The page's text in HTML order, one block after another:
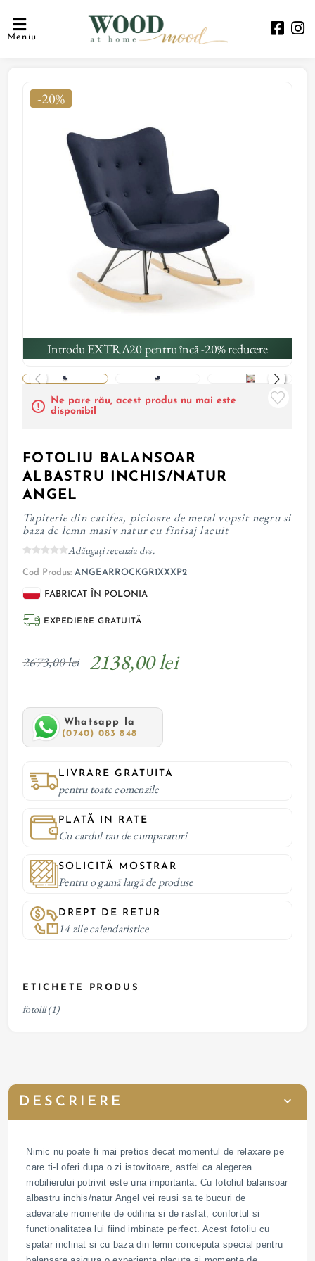
Meniu
-20%
Introdu EXTRA20 pentru încă -20% reducere
Ne pare rău, acest produs nu mai este
disponibil
FOTOLIU BALANSOAR
ALBASTRU INCHIS/NATUR
ANGEL
Tapiterie din catifea, picioare de metal vopsit negru si
baza de lemn masiv natur cu finisaj lacuit
Adăugați recenzia dvs.
Cod Produs: ANGEARROCKGR1XXXP2
FABRICAT ÎN POLONIA
EXPEDIERE GRATUITĂ
2673,00 lei 2138,00 lei
Whatsapp la
(0740) 083 848
LIVRARE GRATUITA
pentru toate comenzile
PLATĂ IN RATE
Cu cardul tau de cumparaturi
SOLICITĂ MOSTRAR
Pentru o gamă largă de produse
DREPT DE RETUR
14 zile calendaristice
ETICHETE PRODUS
fotolii (1)
DESCRIERE
Nimic nu poate fi mai pretios decat momentul de relaxare pe
care ti-l oferi dupa o zi istovitoare, astfel ca alegerea
mobilierului potrivit este una importanta. Cu fotoliul balansoar
albastru inchis/natur Angel vei reusi sa te bucuri de
adevarate momente de odihna si de rasfat, confortul si
functionalitatea lui fiind imbinate perfect. Acest fotoliu cu
spatar inclinat si cu baza din lemn conceputa special pentru